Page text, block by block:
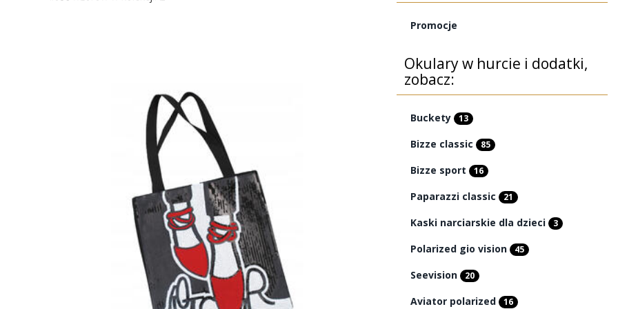
Promocje
Okulary w hurcie i dodatki,
zobacz:
Buckety 13
Bizze classic 85
Bizze sport 16
Paparazzi classic 21
Kaski narciarskie dla dzieci 3
Polarized gio vision 45
Seevision 20
Aviator polarized 16